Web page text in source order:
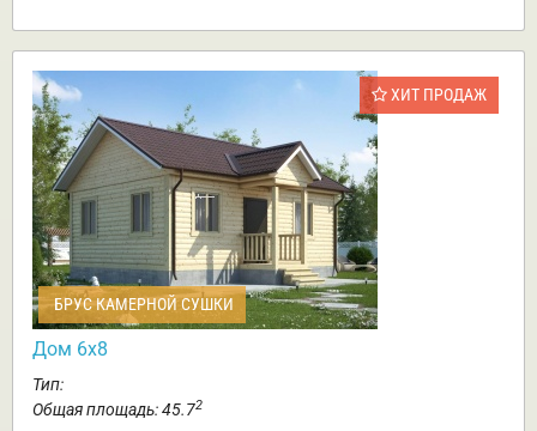
ХИТ ПРОДАЖ
БРУС КАМЕРНОЙ СУШКИ
Дом 6х8
Тип:
Общая площадь: 45.72